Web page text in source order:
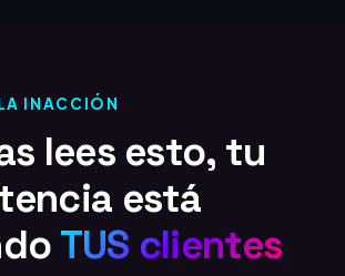
INACCIÓN
lees esto, tu
está
TUS clientes